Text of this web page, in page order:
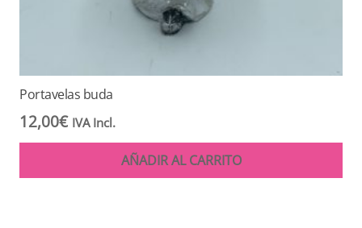
Portavelas buda
12,00€ IVA Incl.
AÑADIR AL CARRITO